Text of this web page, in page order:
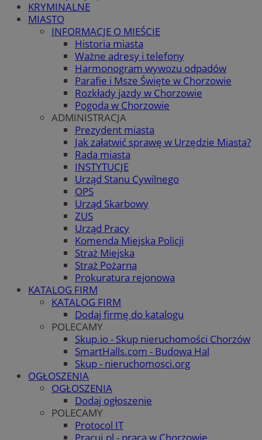
KRYMINALNE
MIASTO
INFORMACJE O MIEŚCIE
Historia miasta
Ważne adresy i telefony
Harmonogram wywozu odpadów
Parafie i Msze Święte w Chorzowie
Rozkłady jazdy w Chorzowie
Pogoda w Chorzowie
ADMINISTRACJA
Prezydent miasta
Jak załatwić sprawę w Urzędzie Miasta?
Rada miasta
INSTYTUCJE
Urząd Stanu Cywilnego
OPS
Urząd Skarbowy
ZUS
Urząd Pracy
Komenda Miejska Policji
Straż Miejska
Straż Pożarna
Prokuratura rejonowa
KATALOG FIRM
KATALOG FIRM
Dodaj firmę do katalogu
POLECAMY
Skup.io - Skup nieruchomości Chorzów
SmartHalls.com - Budowa Hal
Skup - nieruchomosci.org
OGŁOSZENIA
OGŁOSZENIA
Dodaj ogłoszenie
POLECAMY
Protocol IT